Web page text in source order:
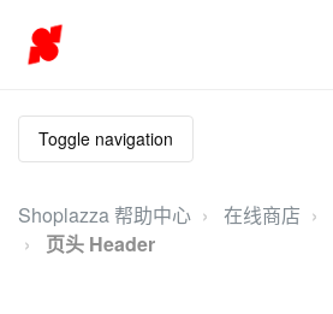
Toggle navigation
Shoplazza 帮助中心 在线商店
页头 Header